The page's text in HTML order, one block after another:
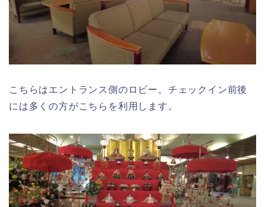
こちらはエントランス側のロビー。チェックイン前後
には多くの方がこちらを利用します。